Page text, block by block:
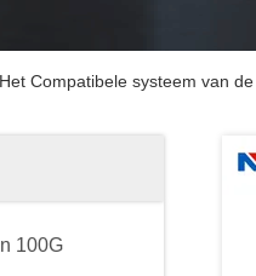
Het Compatibele systeem van
100G